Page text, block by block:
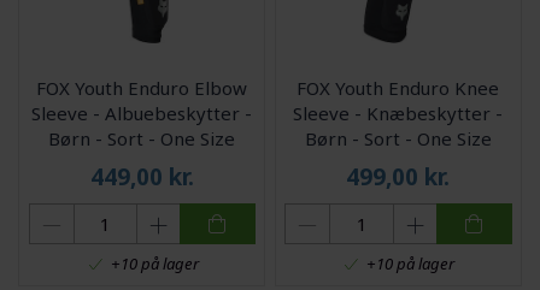
FOX Youth Enduro Elbow
Sleeve - Albuebeskytter -
Børn - Sort - One Size
449,00 kr.
+10 på lager
FOX Youth Enduro Knee
Sleeve - Knæbeskytter -
Børn - Sort - One Size
499,00 kr.
+10 på lager